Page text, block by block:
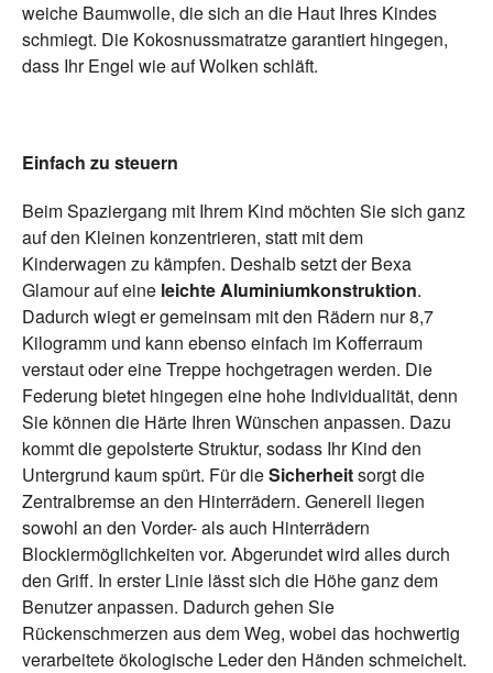
weiche Baumwolle, die sich an die Haut Ihres Kindes
schmiegt. Die Kokosnussmatratze garantiert hingegen,
dass Ihr Engel wie auf Wolken schläft.
Einfach zu steuern
Beim Spaziergang mit Ihrem Kind möchten Sie sich ganz
auf den Kleinen konzentrieren, statt mit dem
Kinderwagen zu kämpfen. Deshalb setzt der Bexa
Glamour auf eine leichte Aluminiumkonstruktion.
Dadurch wiegt er gemeinsam mit den Rädern nur 8,7
Kilogramm und kann ebenso einfach im Kofferraum
verstaut oder eine Treppe hochgetragen werden. Die
Federung bietet hingegen eine hohe Individualität, denn
Sie können die Härte Ihren Wünschen anpassen. Dazu
kommt die gepolsterte Struktur, sodass Ihr Kind den
Untergrund kaum spürt. Für dieSicherheitsorgt die
Zentralbremse an den Hinterrädern. Generell liegen
sowohl an den Vorder- als auch Hinterrädern
Blockiermöglichkeiten vor. Abgerundet wird alles durch
den Griff. In erster Linie lässt sich die Höhe ganz dem
Benutzer anpassen. Dadurch gehen Sie
Rückenschmerzen aus dem Weg, wobei das hochwertig
verarbeitete ökologische Leder den Händen schmeichelt.